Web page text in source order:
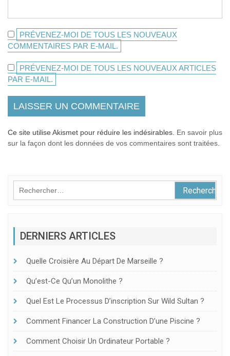
PRÉVENEZ-MOI DE TOUS LES NOUVEAUX
COMMENTAIRES PAR E-MAIL.
PRÉVENEZ-MOI DE TOUS LES NOUVEAUX ARTICLES
PAR E-MAIL.
Ce site utilise Akismet pour réduire les indésirables. En savoir plus
sur la façon dont les données de vos commentaires sont traitées
DERNIERS ARTICLES
Quelle Croisière Au Départ De Marseille ?
Qu’est-Ce Qu’un Monolithe ?
Quel Est Le Processus D’inscription Sur Wild Sultan ?
Comment Financer La Construction D’une Piscine ?
Comment Choisir Un Ordinateur Portable ?